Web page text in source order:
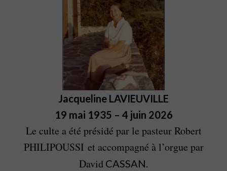
Jacqueline LAVIEUVILLE
19 mai 1935 – 4 juin 2026
Le culte a été présidé par le pasteur Robert
PHILIPOUSSI et accompagné à l’orgue par
David CASSAN.